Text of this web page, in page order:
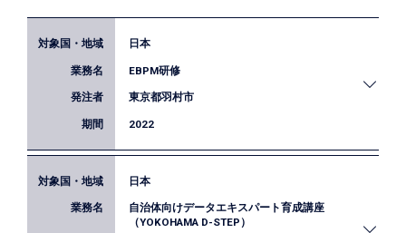
日本
EBPM研修
東京都羽村市
2022
羽村市は、より効果的な政策を実施していくため
に、課題分析・事業立案の過程でのデータ利活用を
推進しています。本業務では、市の職員に対し、課
日本
自治体向けデータエキスパート育成講座
（YOKOHAMA D-STEP）